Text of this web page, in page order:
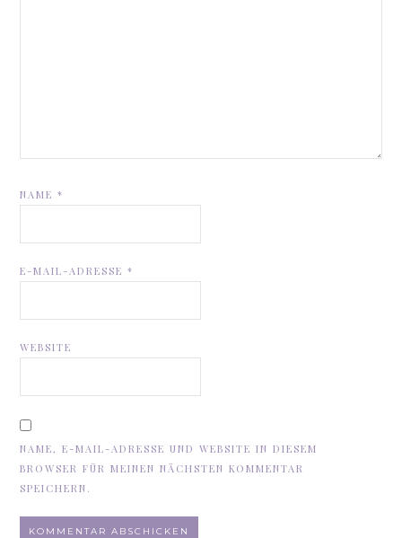
NAME*
E-MAIL-ADRESSE*
WEBSITE
NAME, E-MAIL-ADRESSE UND WEBSITE IN DIESEM
BROWSER FÜR MEINEN NÄCHSTEN KOMMENTAR
SPEICHERN.